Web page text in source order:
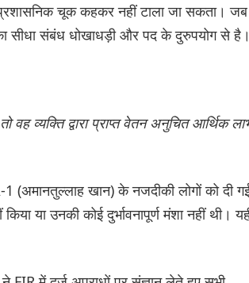
प्रशासनिक चूक कहकर नहीं टाला जा सकता। जब
सीधा संबंध धोखाधड़ी और पद के दुरुपयोग से
व्यक्ति द्वारा प्राप्त वेतन अनुचित आर्थिक
(अमानतुल्लाह खान) के नजदीकी लोगों को दी
या उनकी कोई दुर्भावनापूर्ण मंशा नहीं थी।